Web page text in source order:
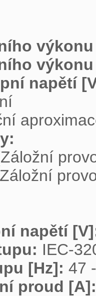
napětí
napětí
[Hz]:
proud